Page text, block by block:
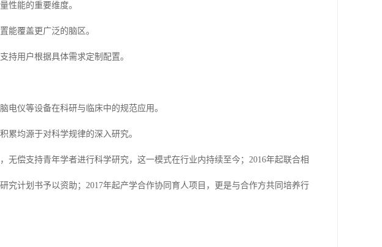
性能的重要维度。
能覆盖更广泛的脑区。
持用户根据具体需求定制配置。
电仪等设备在科研与临床中的规范应用。
累均源于对科学规律的深入研究。
无偿支持青年学者进行科学研究，这一模式在行业内持续至今；2016年起联合相
究计划书予以资助；2017年起产学合作协同育人项目，更是与合作方共同培养行